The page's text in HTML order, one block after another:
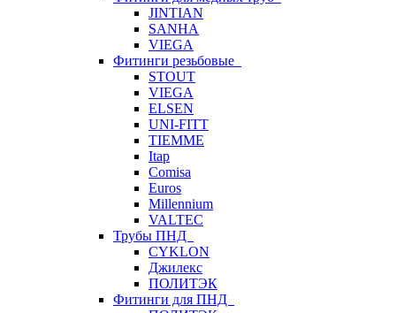
JINTIAN
SANHA
VIEGA
Фитинги резьбовые
STOUT
VIEGA
ELSEN
UNI-FITT
TIEMME
Itap
Comisa
Euros
Millennium
VALTEC
Трубы ПНД
CYKLON
Джилекс
ПОЛИТЭК
Фитинги для ПНД